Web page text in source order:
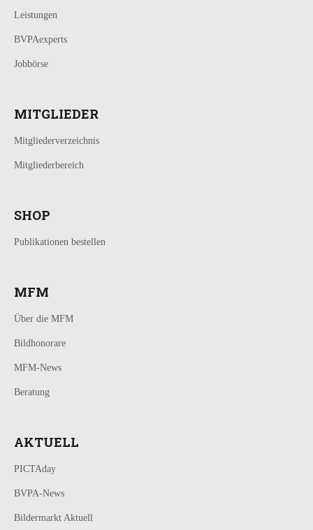
Leistungen
BVPAexperts
Jobbörse
MITGLIEDER
Mitgliederverzeichnis
Mitgliederbereich
SHOP
Publikationen bestellen
MFM
Über die MFM
Bildhonorare
MFM-News
Beratung
AKTUELL
PICTAday
BVPA-News
Bildermarkt Aktuell